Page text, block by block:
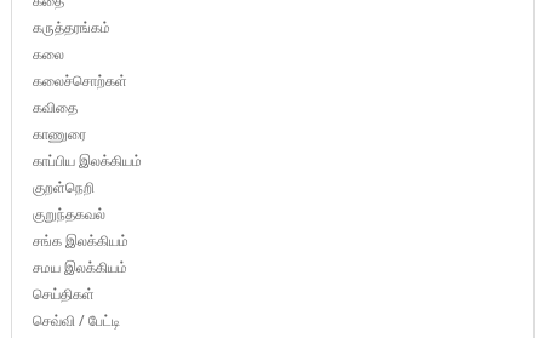
கருத்தரங்கம்
கலை
கலைச்சொற்கள்
கவிதை
காணுரை
காப்பிய இலக்கியம்
குறள்நெறி
குறுந்தகவல்
சங்க இலக்கியம்
சமய இலக்கியம்
செய்திகள்
செவ்வி / பேட்டி